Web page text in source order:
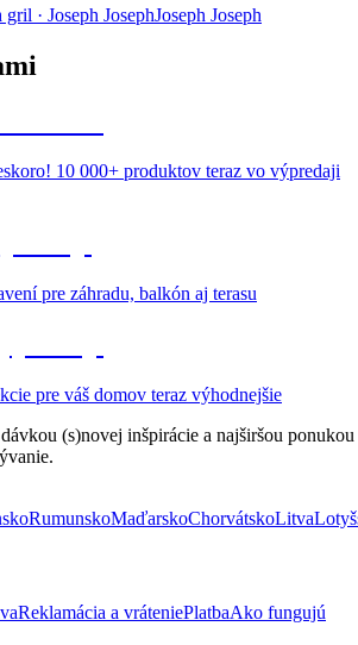
· Joseph JosephJoseph Joseph
10 000+ produktov teraz vo výpredaji
pre záhradu, balkón aj terasu
pre váš domov teraz výhodnejšie
(s)novej inšpirácie a najširšou ponukou
RumunskoMaďarskoChorvátskoLitva
Reklamácia a vráteniePlatbaAko fungujú